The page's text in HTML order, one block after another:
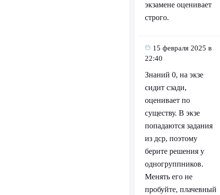
экзамене оценивает
строго.
15 февраля 2025 в
22:40
Знаний 0, на экзе
сидит сзади,
оценивает по
существу. В экзе
попадаются задания
из дср, поэтому
берите решения у
одногруппников.
Менять его не
пробуйте, плачевный